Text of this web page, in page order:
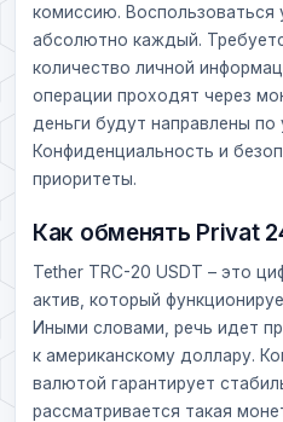
комиссию. Воспользоваться
абсолютно каждый.
количество личной
операции проходят через
деньги будут направлены по
Конфиденциальность и
приоритеты.
Как обменять Privat
Tether TRC-20 USDT – это
актив, который
Иными словами, речь идет
к американскому доллару.
валютой гарантирует
рассматривается такая